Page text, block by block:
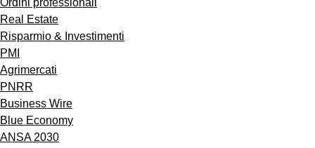
Ordini professionali
Real Estate
Risparmio & Investimenti
PMI
Agrimercati
PNRR
Business Wire
Blue Economy
ANSA 2030